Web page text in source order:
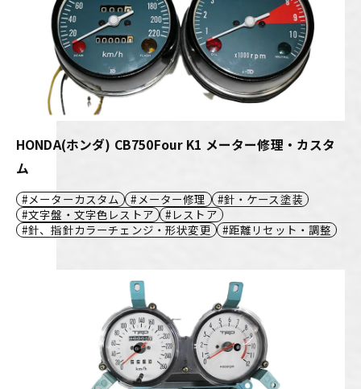
HONDA(ホンダ) CB750Four K1 メーター修理・カスタ
ム
メーターカスタム メーター修理
針・ケース塗装
文字盤・文字色レストア
レストア
針、指針カラーチェンジ・形状変更
距離リセット・調整